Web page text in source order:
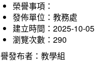
榮譽事項：
發佈單位：教務處
建立時間：2025-10-05
瀏覽次數：290
發布者：教學組